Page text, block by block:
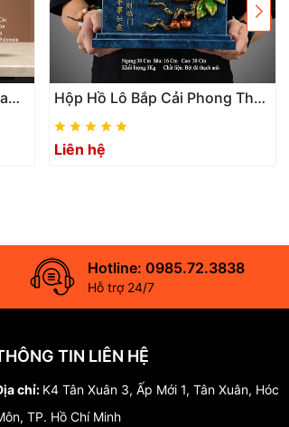
Hộp Hồ Lô Bắp Cải Phong Thủy
Size 38, Quà Tặng Tân Gia,
Trí Decor Nhà Cửa
Liên hệ
Hotline: 0985.72.3838
Hỗ trợ 24/7
TIN LIÊN HỆ
chỉ: K4 Tân Xuân 3, Ấp Mới 1, Tân Xuân, Hóc
TP. Hồ Chí Minh